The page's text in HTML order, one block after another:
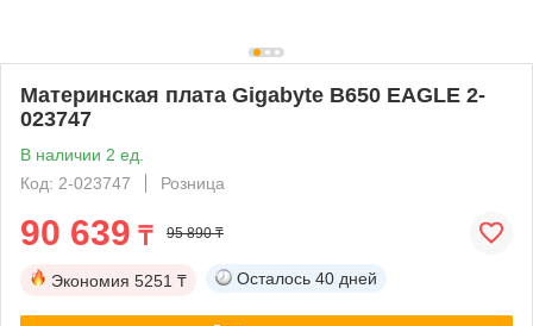
Материнская плата Gigabyte B650 EAGLE 2-
023747
В наличии 2 ед.
Код: 2-023747
Розница
90 639 ₸ 95 890 ₸
Экономия 5251 ₸ Осталось 40 дней